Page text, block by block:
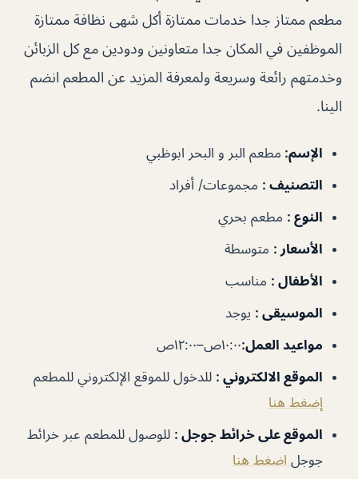
مطعم ممتاز جدا خدمات ممتازة أكل شهى نظافة ممتازة
الموظفين في المكان جدا متعاونين ودودين مع كل الزبائن
وخدمتهم رائعة وسريعة ولمعرفة المزيد عن المطعم انضم
الينا.
الإسم: مطعم البر و البحر ابوظبي
التصنيف : مجموعات/ أفراد
النوع : مطعم بحري
الأسعار : متوسطة
الأطفال : مناسب
الموسيقى : يوجد
مواعيد العمل:١٠:٠٠ص–١٢:٠٠ص
الموقع الالكتروني : للدخول للموقع الإلكتروني للمطعم
إضغط هنا
الموقع على خرائط جوجل : للوصول للمطعم عبر خرائط
جوجل اضغط هنا